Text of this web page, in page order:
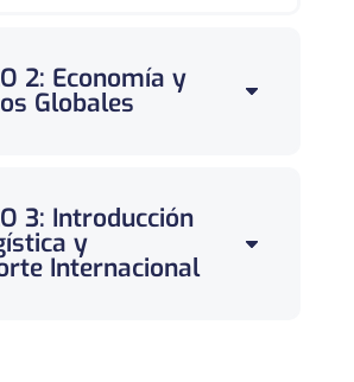
2: Economía y
Globales
3: Introducción
y
Internacional